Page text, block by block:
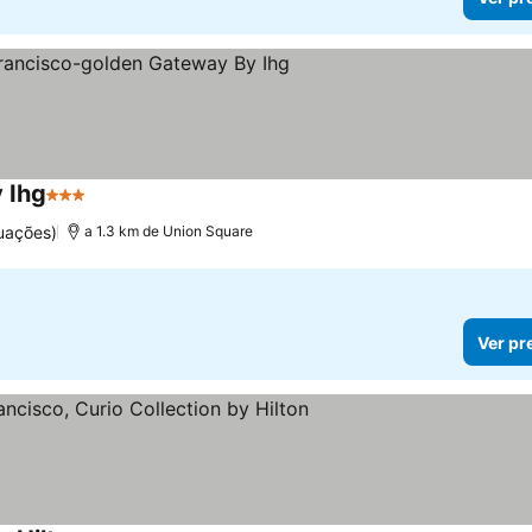
Ihg3 Estrelas
a 1.3 km de Union Square
Ver